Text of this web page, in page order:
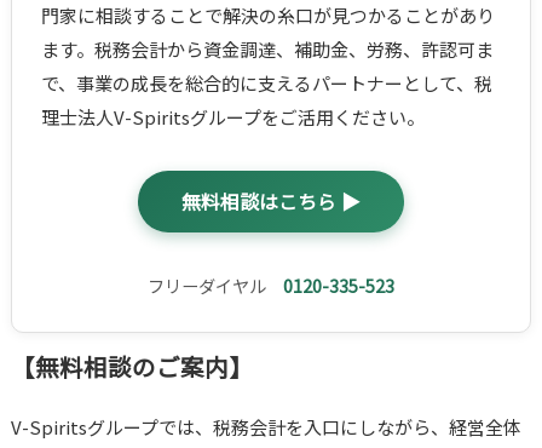
門家に相談することで解決の糸口が見つかることがあり
ます。税務会計から資金調達、補助金、労務、許認可ま
で、事業の成長を総合的に支えるパートナーとして、税
理士法人V-Spiritsグループをご活用ください。
無料相談はこちら ▶
フリーダイヤル 0120-335-523
【無料相談のご案内】
V-Spiritsグループでは、税務会計を入口にしながら、経営全体